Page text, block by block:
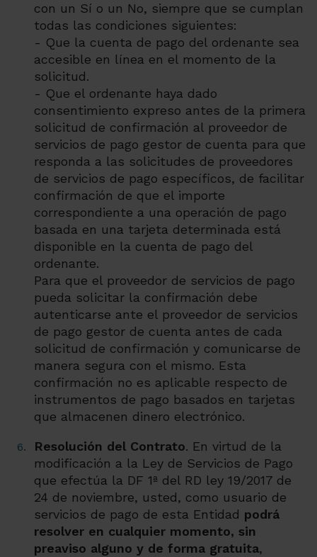
con un Sí o un No, siempre que se cumplan
todas las condiciones siguientes:
- Que la cuenta de pago del ordenante sea
accesible en línea en el momento de la
solicitud.
- Que el ordenante haya dado
consentimiento expreso antes de la primera
solicitud de confirmación al proveedor de
servicios de pago gestor de cuenta para que
responda a las solicitudes de proveedores
de servicios de pago específicos, de facilitar
confirmación de que el importe
correspondiente a una operación de pago
basada en una tarjeta determinada está
disponible en la cuenta de pago del
ordenante.
Para que el proveedor de servicios de pago
pueda solicitar la confirmación debe
autenticarse ante el proveedor de servicios
de pago gestor de cuenta antes de cada
solicitud de confirmación y comunicarse de
manera segura con el mismo. Esta
confirmación no es aplicable respecto de
instrumentos de pago basados en tarjetas
que almacenen dinero electrónico.
Resolución del Contrato. En virtud de la
modificación a la Ley de Servicios de Pago
que efectúa la DF 1ª del RD ley 19/2017 de
24 de noviembre, usted, como usuario de
servicios de pago de esta Entidad podrá
resolver en cualquier momento, sin
preaviso alguno y de forma gratuita,